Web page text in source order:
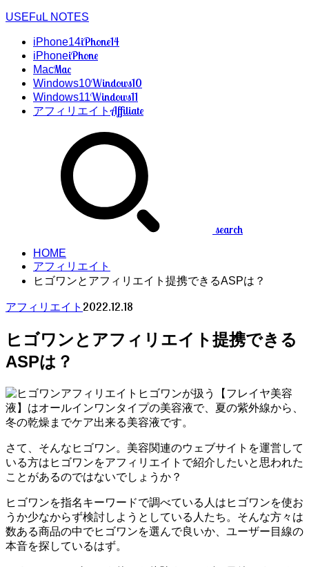
USEFuL NOTES
iPhone14iPhone14
iPhoneiPhone
MacMac
Windows10Windows10
Windows11Windows11
アフィリエイトAffiliate
search
HOME
アフィリエイト
ヒゴワンとアフィリエイト提携できるASPは？
アフィリエイト 2022.12.18
ヒゴワンとアフィリエイト提携できる
ASPは？
ヒゴワンが扱う【フレイヤ美容
液】はオールインワンタイプの美容液で、夏の紫外線から、
冬の乾燥までケア出来る美容液です。
さて、そんなヒゴワン。美容関連のウェブサイトを運営して
いる方はヒゴワンをアフィリエイトで紹介したいと思われた
ことがあるのではないでしょうか？
ヒゴワンを指名キーワードで調べている人はヒゴワンを使お
うか少なからず検討しようとしている人たち。そんな方々は
数ある商品の中でヒゴワンを選んで良いか、ユーザー目線の
本音を探しているはず。